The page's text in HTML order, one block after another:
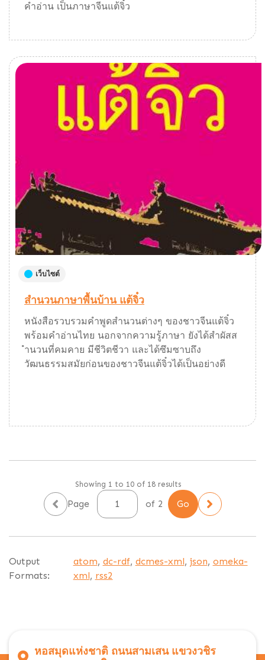
คำอ่าน เป็นภาษาจีนแต้จิ๋ว
เว็บไซต์
สำนวนภาษาพื้นบ้าน แต้จิ๋ว
หนังสือรวบรวมคำพูดสำนวนต่างๆ ของชาวจีนแต้จิ๋ว
พร้อมคำอ่านไทย นอกจากความรู้ภาษา ยังได้สำผัสส
ำนวนที่คมคาย มีชีวิตชีวา และได้ซึมซาบถึง
วัฒนธรรมสมัยก่อนของชาวจีนแต้จิ๋วได้เป็นอย่างดี
Showing 1 to 10 of 18 results
Page of 2
Output
Formats:
atom, dc-rdf, dcmes-xml, json, omeka-
xml, rss2
หอสมุดแห่งชาติ ถนนสามเสน แขวงวชิร